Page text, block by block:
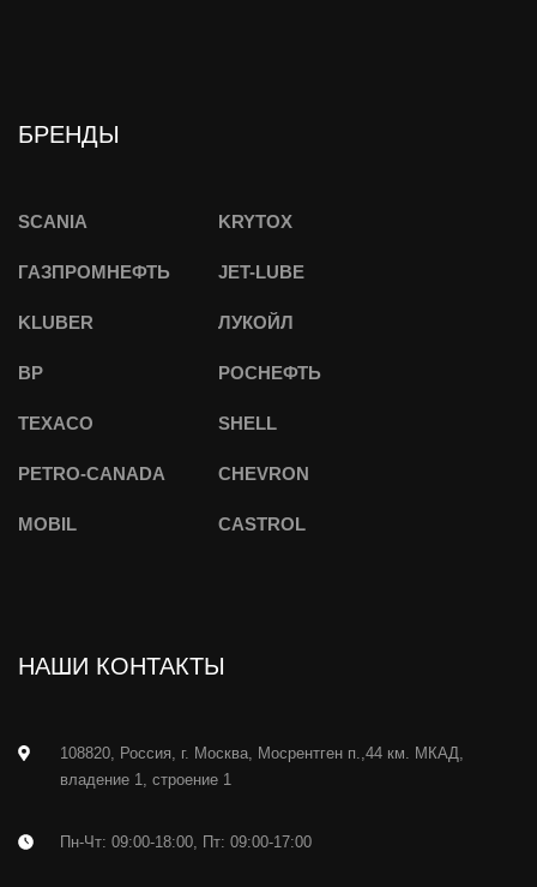
БРЕНДЫ
SCANIA KRYTOX
ГАЗПРОМНЕФТЬ JET-LUBE
KLUBER ЛУКОЙЛ
BP РОСНЕФТЬ
TEXACO SHELL
PETRO-CANADA CHEVRON
MOBIL CASTROL
НАШИ КОНТАКТЫ
108820, Россия, г. Москва, Мосрентген п.,44 км. МКАД,
владение 1, строение 1
Пн-Чт: 09:00-18:00, Пт: 09:00-17:00